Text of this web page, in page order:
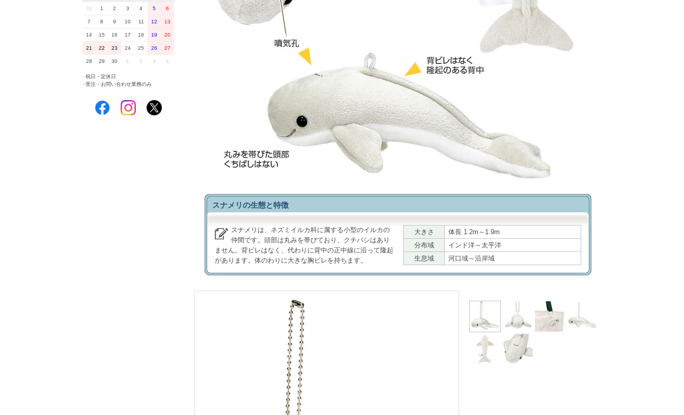
31 1 2 3 4 5 6
7 8 9 10 11 12 13
14 15 16 17 18 19 20
21 22 23 24 25 26 27
28 29 30 1 2 3 4
祝日・定休日
■受注・お問い合わせ業務のみ
スナメリの生態と特徴
スナメリ は、ネズミイルカ科に属する小型のイルカの
仲間です。頭部は丸みを帯びており、クチバシはあり
ません。背ビレはなく、代わりに背中の正中線に沿って隆起
があります。体のわりに大きな胸ビレを持ちます。
大きさ
体長 1.2m～1.9m
分布域
インド洋～太平洋
生息域
河口域～沿岸域